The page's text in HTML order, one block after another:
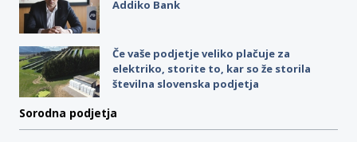
Addiko Bank
Če vaše podjetje veliko plačuje za
elektriko, storite to, kar so že storila
številna slovenska podjetja
Sorodna podjetja